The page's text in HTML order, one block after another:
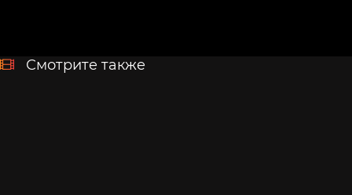
Смотрите также